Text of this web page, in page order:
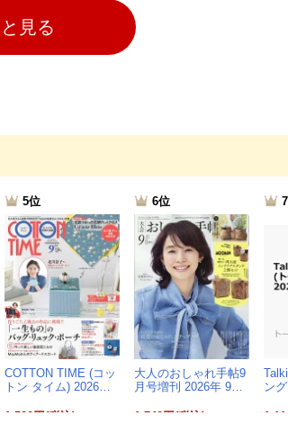
見る
5位
COTTON TIME (コッ
トン タイム) 2026…
1,500円(税込)
6位
大人のおしゃれ手帖9
月号増刊 2026年 9…
1,740円(税込)
ン